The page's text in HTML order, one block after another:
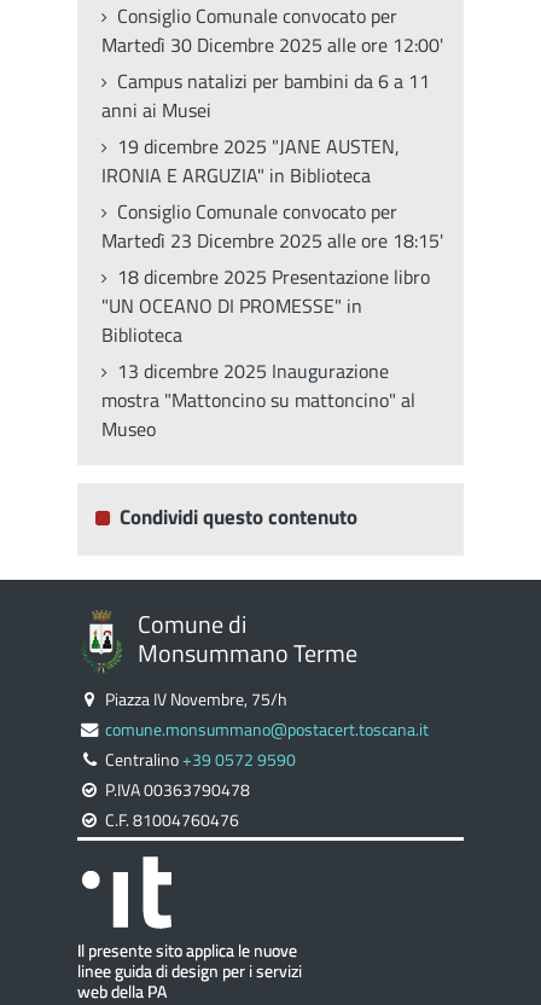
Consiglio Comunale convocato per
Martedì 30 Dicembre 2025 alle ore 12:00'
Campus natalizi per bambini da 6 a 11
anni ai Musei
19 dicembre 2025 "JANE AUSTEN,
IRONIA E ARGUZIA" in Biblioteca
Consiglio Comunale convocato per
Martedì 23 Dicembre 2025 alle ore 18:15'
18 dicembre 2025 Presentazione libro
"UN OCEANO DI PROMESSE" in
Biblioteca
13 dicembre 2025 Inaugurazione
mostra "Mattoncino su mattoncino" al
Museo
Condividi questo contenuto
Comune di
Monsummano Terme
Piazza IV Novembre, 75/h
comune.monsummano@postacert.toscana.it
Centralino+39 0572 9590
P.IVA 00363790478
C.F. 81004760476